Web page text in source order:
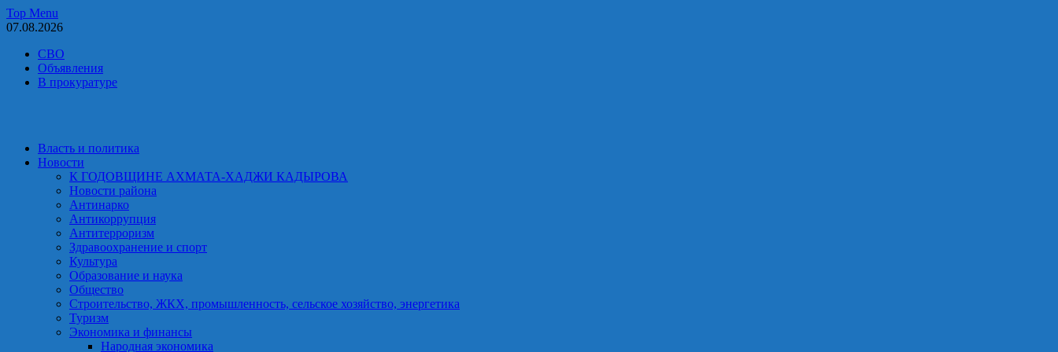
Skip
to
Top Menu
07.08.2026
СВО
Объявления
В прокуратуре
Власть и политика
Новости
К ГОДОВЩИНЕ АХМАТА-ХАДЖИ КАДЫРОВА
Новости района
Антинарко
Антикоррупция
Антитерроризм
Здравоохранение и спорт
Культура
Образование и наука
Общество
Строительство, ЖКХ, промышленность, сельское хозяйство, энергетика
Туризм
Экономика и финансы
Народная экономика